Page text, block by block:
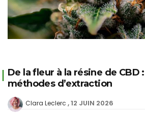
De la fleur à la résine de
méthodes d’extraction
Clara Leclerc 12 JUIN 2026